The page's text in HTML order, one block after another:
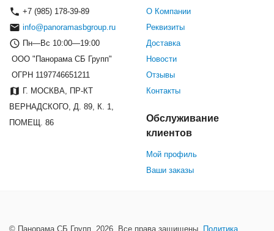
+7 (985) 178-39-89
info@panoramasbgroup.ru
Пн—Вс 10:00—19:00
ООО "Панорама СБ Групп"
ОГРН 1197746651211
Г. МОСКВА, ПР-КТ
ВЕРНАДСКОГО, Д. 89, К. 1,
ПОМЕЩ. 86
О Компании
Реквизиты
Доставка
Новости
Отзывы
Контакты
Обслуживание
клиентов
Мой профиль
Ваши заказы
© Панорама СБ Групп, 2026. Все права защищены. Политика